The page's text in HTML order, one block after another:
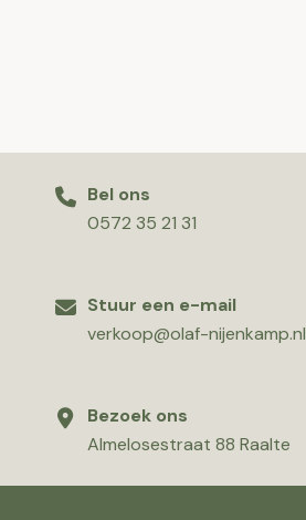
Bel ons
0572 35 21 31
Stuur een e-mail
verkoop@olaf-nijenkamp.nl
Bezoek ons
Almelosestraat 88 Raalte